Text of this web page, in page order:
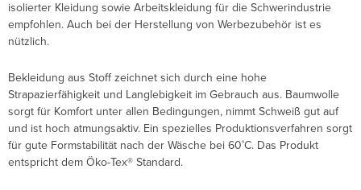
isolierter Kleidung sowie Arbeitskleidung für die Schwerindustrie
empfohlen. Auch bei der Herstellung von Werbezubehör ist es
nützlich.
Bekleidung aus Stoff zeichnet sich durch eine hohe
Strapazierfähigkeit und Langlebigkeit im Gebrauch aus. Baumwolle
sorgt für Komfort unter allen Bedingungen, nimmt Schweiß gut auf
und ist hoch atmungsaktiv. Ein spezielles Produktionsverfahren sorgt
für gute Formstabilität nach der Wäsche bei 60˚C. Das Produkt
entspricht dem Öko-Tex® Standard.